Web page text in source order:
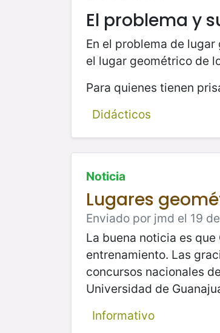
El problema y
En el problema de
el lugar geométrico de
Para quienes tienen
Didácticos
Noticia
Lugares
Enviado por jmd el 19
La buena noticia es
entrenamiento. Las
concursos nacionales
Universidad de
Informativo